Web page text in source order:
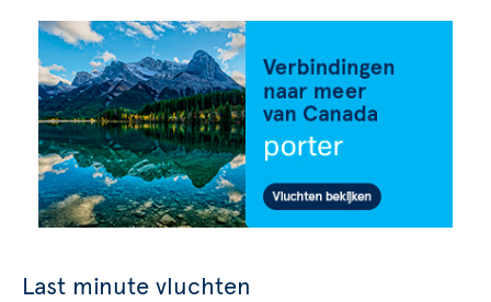
Last minute vluchten